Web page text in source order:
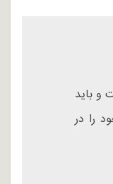
و باید
را در